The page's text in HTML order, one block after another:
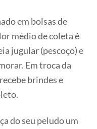
em bolsas de
médio de coleta é
jugular (pescoço) e
Em troca da
brindes e
do seu peludo um